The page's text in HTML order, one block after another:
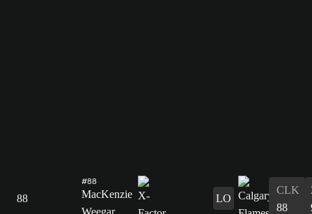
88
#88
MacKenzie
Weegar
LO
CLK
88